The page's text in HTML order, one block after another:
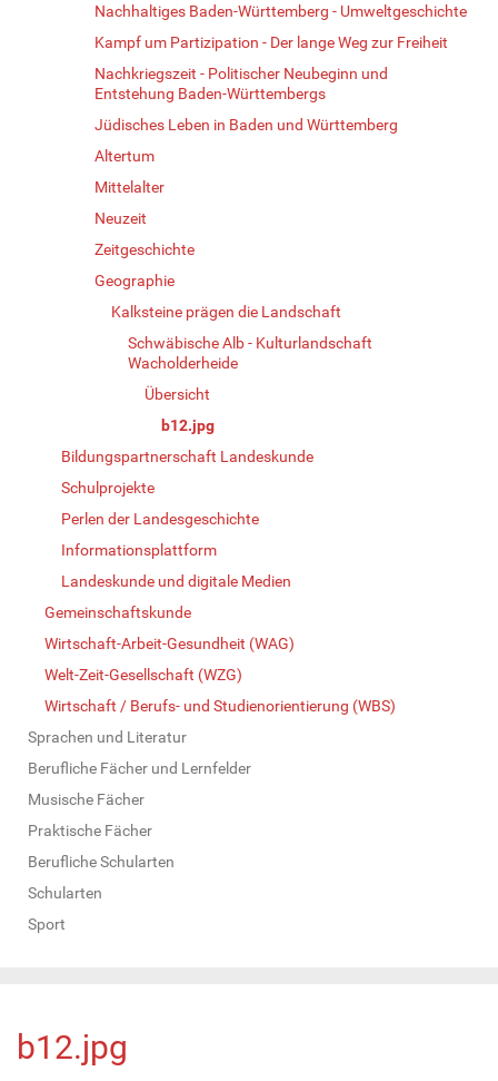
Nachhaltiges Baden-Württemberg - Umweltgeschichte
Kampf um Partizipation - Der lange Weg zur Freiheit
Nachkriegszeit - Politischer Neubeginn und
Entstehung Baden-Württembergs
Jüdisches Leben in Baden und Württemberg
Altertum
Mittelalter
Neuzeit
Zeitgeschichte
Geographie
Kalksteine prägen die Landschaft
Schwäbische Alb - Kulturlandschaft
Wacholderheide
Übersicht
b12.jpg
Bildungspartnerschaft Landeskunde
Schulprojekte
Perlen der Landesgeschichte
Informationsplattform
Landeskunde und digitale Medien
Gemeinschaftskunde
Wirtschaft-Arbeit-Gesundheit (WAG)
Welt-Zeit-Gesellschaft (WZG)
Wirtschaft / Berufs- und Studienorientierung (WBS)
Sprachen und Literatur
Berufliche Fächer und Lernfelder
Musische Fächer
Praktische Fächer
Berufliche Schularten
Schularten
Sport
b12.jpg